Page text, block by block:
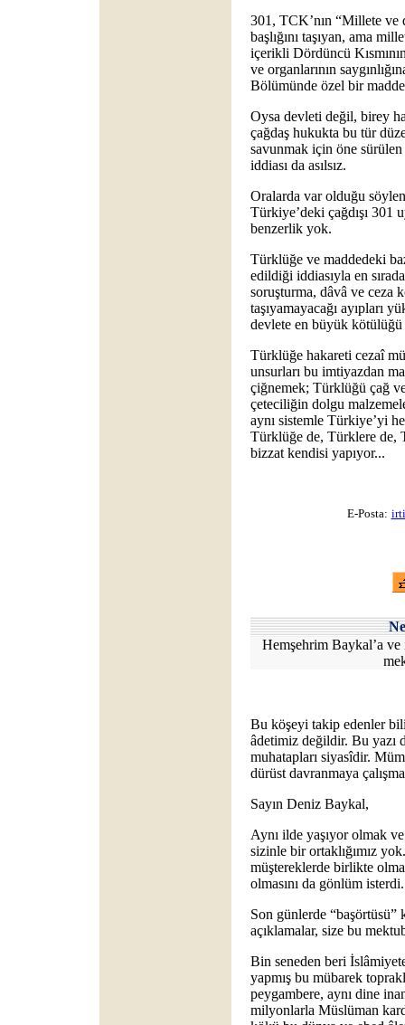
301, TCK’nın “Millete ve
başlığını taşıyan, ama
içerikli Dördüncü
ve organlarının
Bölümünde özel bir
Oysa devleti değil, birey
çağdaş hukukta bu tür
savunmak için öne sürülen
iddiası da asılsız.
Oralarda var olduğu
Türkiye’deki çağdışı 301
benzerlik yok.
Türklüğe ve maddedeki
edildiği iddiasıyla en
soruşturma, dâvâ ve ceza
taşıyamayacağı ayıpları
devlete en büyük kötülüğü
Türklüğe hakareti cezaî
unsurları bu imtiyazdan
çiğnemek; Türklüğü çağ
çeteciliğin dolgu
aynı sistemle Türkiye’yi
Türklüğe de, Türklere de,
bizzat kendisi yapıyor...
E-Posta:
Hemşehrim Baykal’a ve
Bu köşeyi takip edenler
âdetimiz değildir. Bu yazı
muhatapları siyasîdir.
dürüst davranmaya
Sayın Deniz Baykal,
Aynı ilde yaşıyor olmak
sizinle bir ortaklığımız
müştereklerde birlikte
olmasını da gönlüm
Son günlerde “başörtüsü”
açıklamalar, size bu
Bin seneden beri
yapmış bu mübarek
peygambere, aynı dine
milyonlarla Müslüman